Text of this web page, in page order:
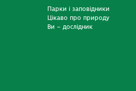
Парки і заповідники
Цікаво про природу
Ви – дослідник